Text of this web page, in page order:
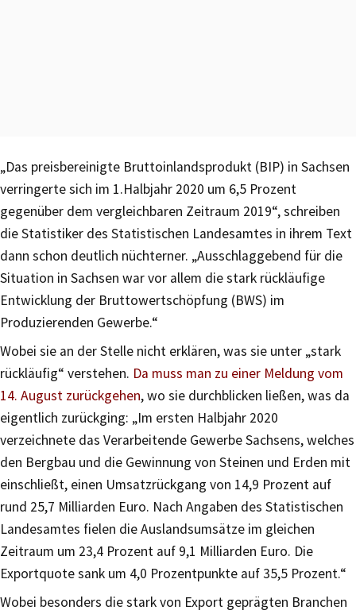
„Das preisbereinigte Bruttoinlandsprodukt (BIP) in Sachsen
verringerte sich im 1.Halbjahr 2020 um 6,5 Prozent
gegenüber dem vergleichbaren Zeitraum 2019“, schreiben
die Statistiker des Statistischen Landesamtes in ihrem Text
dann schon deutlich nüchterner. „Ausschlaggebend für die
Situation in Sachsen war vor allem die stark rückläufige
Entwicklung der Bruttowertschöpfung (BWS) im
Produzierenden Gewerbe.“
Wobei sie an der Stelle nicht erklären, was sie unter „stark
rückläufig“ verstehen. Da muss man zu einer Meldung vom
14. August zurückgehen, wo sie durchblicken ließen, was da
eigentlich zurückging: „Im ersten Halbjahr 2020
verzeichnete das Verarbeitende Gewerbe Sachsens, welches
den Bergbau und die Gewinnung von Steinen und Erden mit
einschließt, einen Umsatzrückgang von 14,9 Prozent auf
rund 25,7 Milliarden Euro. Nach Angaben des Statistischen
Landesamtes fielen die Auslandsumsätze im gleichen
Zeitraum um 23,4 Prozent auf 9,1 Milliarden Euro. Die
Exportquote sank um 4,0 Prozentpunkte auf 35,5 Prozent.“
Wobei besonders die stark von Export geprägten Branchen